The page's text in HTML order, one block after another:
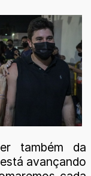
também da
avançando